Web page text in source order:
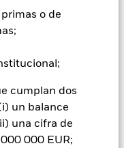
o de
cumplan dos
un balance
una cifra de
000 EUR;
podría conllevar
denominado «spill-
La sociedad
se dispone de los
el riesgo de
fondo, podrá ver un
del fondo: las clases de
mediante la
el listado